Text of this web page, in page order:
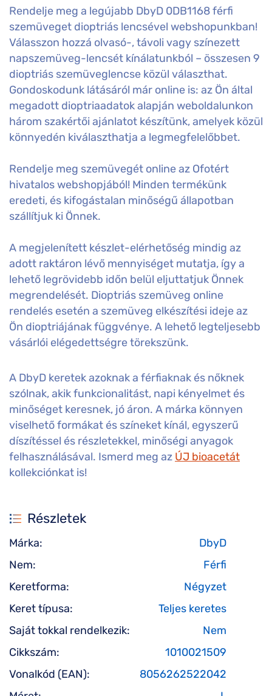
Rendelje meg a legújabb DbyD 0DB1168 férfi
szemüveget dioptriás lencsével webshopunkban!
Válasszon hozzá olvasó-, távoli vagy színezett
napszemüveg-lencsét kínálatunkból – összesen 9
dioptriás szemüveglencse közül választhat.
Gondoskodunk látásáról már online is: az Ön által
megadott dioptriaadatok alapján weboldalunkon
három szakértői ajánlatot készítünk, amelyek közül
könnyedén kiválaszthatja a legmegfelelőbbet.
Rendelje meg szemüvegét online az Ofotért
hivatalos webshopjából! Minden termékünk
eredeti, és kifogástalan minőségű állapotban
szállítjuk ki Önnek.
A megjelenített készlet-elérhetőség mindig az
adott raktáron lévő mennyiséget mutatja, így a
lehető legrövidebb időn belül eljuttatjuk Önnek
megrendelését. Dioptriás szemüveg online
rendelés esetén a szemüveg elkészítési ideje az
Ön dioptriájának függvénye. A lehető legteljesebb
vásárlói elégedettségre törekszünk.
A DbyD keretek azoknak a férfiaknak és nőknek
szólnak, akik funkcionalitást, napi kényelmet és
minőséget keresnek, jó áron. A márka könnyen
viselhető formákat és színeket kínál, egyszerű
díszítéssel és részletekkel, minőségi anyagok
felhasználásával. Ismerd meg az ÚJ bioacetát
kollekciónkat is!
Részletek
Márka:
DbyD
Nem:
Férfi
Keretforma:
Négyzet
Keret típusa:
Teljes keretes
Saját tokkal rendelkezik:
Nem
Cikkszám:
1010021509
Vonalkód (EAN):
8056262522042